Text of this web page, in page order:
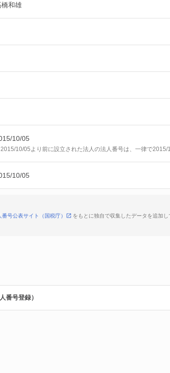
橋和雄
10/05
10/05より前に設立された法人の法人番号は、一律で2015/
10/05
番号公表サイト（国税庁） をもとに独自で収集したデータを追加し
番号登録）